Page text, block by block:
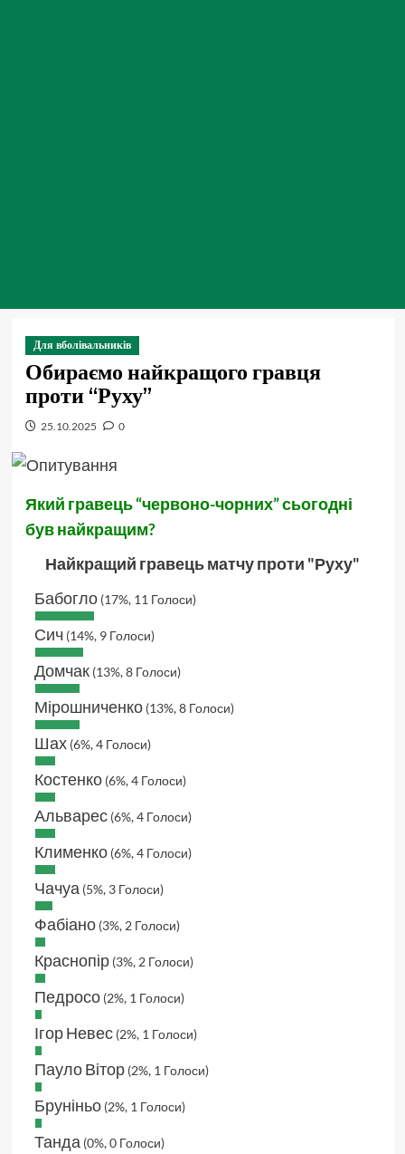
Для вболівальників
Обираємо найкращого гравця
проти “Руху”
25.10.2025 0
Який гравець “червоно-чорних” сьогодні
був найкращим?
Найкращий гравець матчу проти "Руху"
Бабогло (17%, 11 Голоси)
Сич (14%, 9 Голоси)
Домчак (13%, 8 Голоси)
Мірошниченко (13%, 8 Голоси)
Шах (6%, 4 Голоси)
Костенко (6%, 4 Голоси)
Альварес (6%, 4 Голоси)
Клименко (6%, 4 Голоси)
Чачуа (5%, 3 Голоси)
Фабіано (3%, 2 Голоси)
Краснопір (3%, 2 Голоси)
Педросо (2%, 1 Голоси)
Ігор Невес (2%, 1 Голоси)
Пауло Вітор (2%, 1 Голоси)
Бруніньо (2%, 1 Голоси)
Танда (0%, 0 Голоси)